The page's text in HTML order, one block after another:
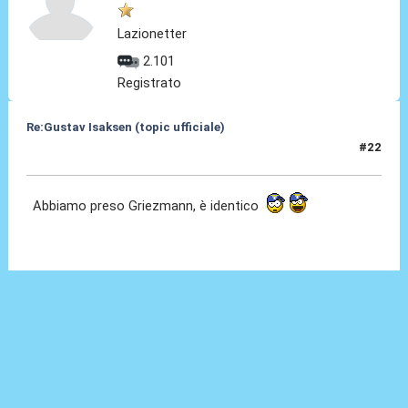
Lazionetter
2.101
Registrato
Re:Gustav Isaksen (topic ufficiale)
#22
Abbiamo preso Griezmann, è identico